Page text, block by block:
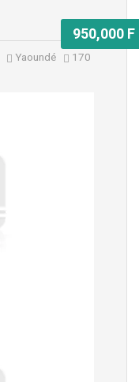
Yaoundé
170
950,000 F